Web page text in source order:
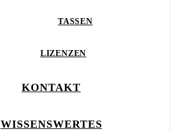
TASSEN
LIZENZEN
KONTAKT
WISSENSWERTES